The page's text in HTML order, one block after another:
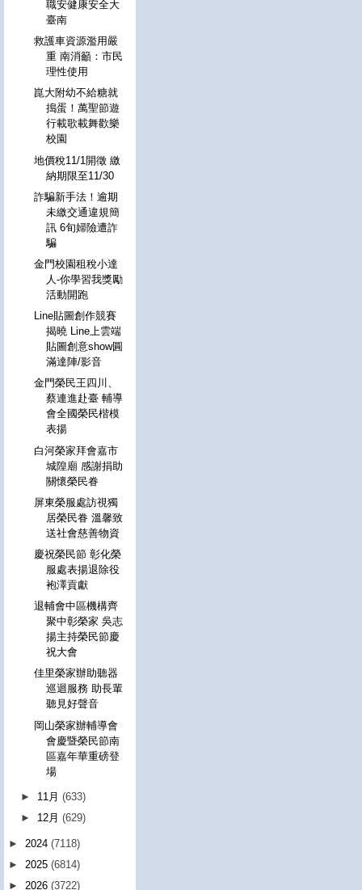
職安健康安全大
臺南
救護車資源濫用嚴
重 南消籲：市民
理性使用
崑大附幼不給糖就
搗蛋！萬聖節遊
行載歌載舞歡樂
校園
地價稅11/1開徵 繳
納期限至11/30
詐騙新手法！逾期
未繳交通違規簡
訊 6旬婦險遭詐
騙
金門校園租稅小達
人-你學習我獎勵
活動開跑
Line貼圖創作競賽
揭曉 Line上雲端
貼圖創意show圓
滿達陣/影音
金門榮民王四川、
蔡連進赴臺 輔導
會全國榮民楷模
表揚
白河榮家拜會嘉市
城隍廟 感謝捐助
關懷榮民眷
屏東榮服處訪視獨
居榮民眷 溫馨致
送社會慈善物資
慶祝榮民節 彰化榮
服處表揚退除役
袍澤貢獻
退輔會中區機構齊
聚中彰榮家 吳志
揚主持榮民節慶
祝大會
佳里榮家辦助聽器
巡迴服務 助長輩
聽見好聲音
岡山榮家辦輔導會
會慶暨榮民節南
區嘉年華重磅登
場
► 11月(633)
► 12月(629)
► 2024 (7118)
► 2025 (6814)
► 2026 (3722)